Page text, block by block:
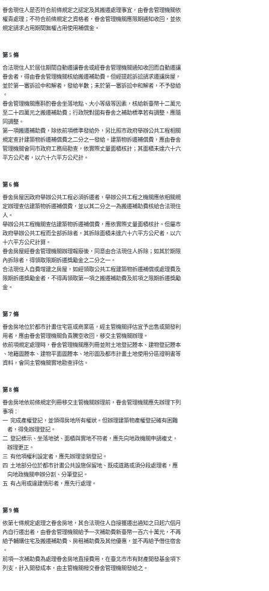
眷舍現住人是否符合前條規定之認定及其搬遷處理事宜，由眷舍管理機關依
權責處理；不符合前條規定之資格者，眷舍管理機關應限期通知收回，並依
規定請求占用期間無權占用使用補償金。
第 5 條
合法現住人於居住期間自動遷讓眷舍或經眷舍管理機關通知收回而自動遷讓
眷舍者，得由眷舍管理機關核給搬遷補助費。但經提起訴訟請求遷讓房屋，
並於第一審訴訟中和解者，發給半數；未於第一審訴訟中和解者，不予發給
。
眷舍管理機關應斟酌眷舍坐落地點、大小等級等因素，核給新臺幣十二萬元
至二十四萬元之搬遷補助費；行政院對國有眷舍之補助標準若有調整，應隨
同調整。
第一項搬遷補助費，除依前項標準發給外，另比照市政府舉辦公共工程相關
規定查計建築物拆遷補償費之二分之一發給。建築物拆遷補償費，應由眷舍
管理機關會同市政府工務局勘查，依實際丈量面積核計；其面積未達六十六
平方公尺者，以六十六平方公尺計。
第 6 條
眷舍房屋因政府舉辦公共工程必須拆遷者，舉辦公共工程之機關應依相關規
定辦理查估建築物拆遷補償費，並以其二分之一為搬遷補助費核給合法現住
人。
舉辦公共工程機關查估建築物拆遷補償費，應依實際丈量面積核計。但屬市
政府舉辦公共工程而全部拆除者，其拆除面積未達六十六平方公尺者，以六
十六平方公尺計算。
眷舍房屋經眷舍管理機關辦理報廢後，同意由合法現住人拆除；如其於期限
內拆除者，得領取限期拆遷獎勵金之二分之一。
合法現住人自費增建之房屋，如經領取公共工程建築物拆遷補償或處理費及
限期拆遷獎勵金者，不得再領取第一項之搬遷補助費及前項之限期拆遷獎勵
金。
第 7 條
眷舍房地位於都市計畫住宅區或商業區，經主管機關評估宜予出售或開發利
用者，應由眷舍管理機關負責騰空收回，移交主管機關辦理。
依前項規定處理時，眷舍管理機關應列冊並附土地登記謄本、建物登記謄本
、地籍圖謄本、建物平面圖謄本、地形圖及都市計畫土地使用分區證明書等
資料，會同主管機關實地勘查評估。
第 8 條
眷舍房地依前條規定列冊移交主管機關辦理前，眷舍管理機關應先辦理下列
事項：
一  完成產權登記，並領得房地所有權狀。但辦理建築物產權登記確有困難
    者，得免辦理登記。
二  登記標示、坐落地號、面積與實地不符者，應先向地政機關申請複丈，
    辦理更正。
三  有他項權利設定者，應先辦理塗銷登記。
四  土地部分位於都市計畫公共設施保留地、既成道路或須分段處理者，應
    向地政機關申辦分割、分筆登記。
五  有占用或違建情形者，應先行處理。
第 9 條
依第七條規定處理之眷舍房地，其合法現住人自接獲遷出通知之日起六個月
內自行遷出者，由眷舍管理機關給予一次補助費新臺幣一百六十萬元，不再
給予輔購住宅及搬遷補助費、房租補助費及其他優惠，並不再給予借住宿舍
。
前項一次補助費為處理眷舍房地直接費用，在臺北市市有財產開發基金項下
列支，計入開發成本，由主管機關撥交眷舍管理機關發給之。